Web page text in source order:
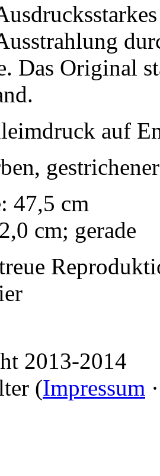
Das Original
auf
47,5 cm
cm; gerade
2013-2014
(Impressum